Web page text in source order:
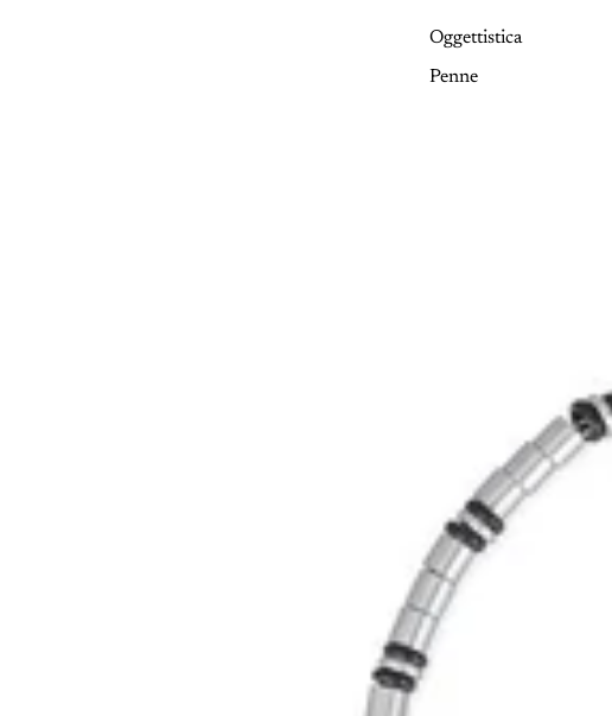
Oggettistica
Penne